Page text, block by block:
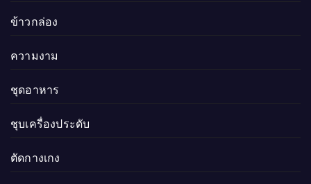
ข้าวกล่อง
ความงาม
ชุดอาหาร
ชุบเครื่องประดับ
ตัดกางเกง